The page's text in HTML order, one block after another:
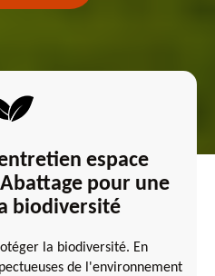
espace
Abattage pour une
biodiversité
la biodiversité. En
de l'environnement